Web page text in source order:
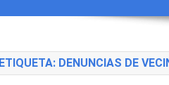
ETIQUETA: DENUNCIAS DE